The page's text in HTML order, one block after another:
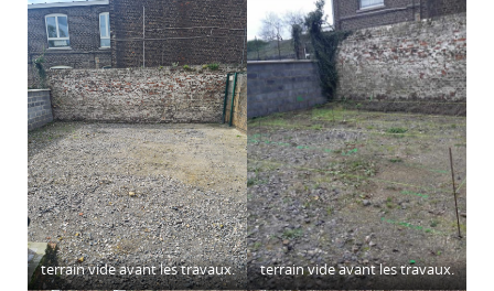
terrain vide avant les travaux. terrain vide avant les travaux.